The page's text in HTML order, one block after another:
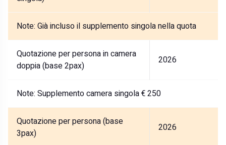
Note: Già incluso il supplemento singola nella quota
Quotazione per persona in camera
doppia (base 2pax)
2026
Note: Supplemento camera singola € 250
Quotazione per persona (base
3pax)
2026